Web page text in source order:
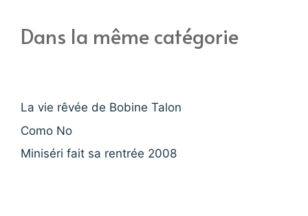
Dans la même catégorie
La vie rêvée de Bobine Talon
Como No
Miniséri fait sa rentrée 2008